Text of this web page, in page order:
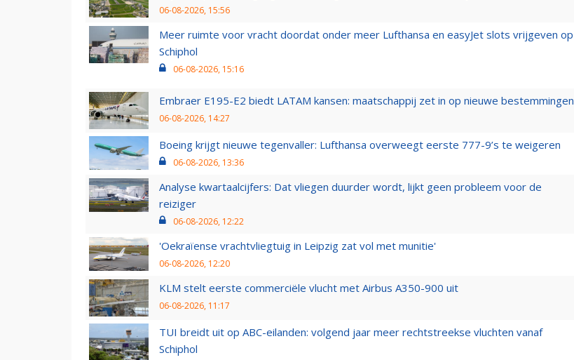
06-08-2026, 15:56
Meer ruimte voor vracht doordat onder meer Lufthansa en easyJet slots vrijgeven op
Schiphol
06-08-2026, 15:16
Embraer E195-E2 biedt LATAM kansen: maatschappij zet in op nieuwe bestemmingen
06-08-2026, 14:27
Boeing krijgt nieuwe tegenvaller: Lufthansa overweegt eerste 777-9’s te weigeren
06-08-2026, 13:36
Analyse kwartaalcijfers: Dat vliegen duurder wordt, lijkt geen probleem voor de
reiziger
06-08-2026, 12:22
'Oekraïense vrachtvliegtuig in Leipzig zat vol met munitie'
06-08-2026, 12:20
KLM stelt eerste commerciële vlucht met Airbus A350-900 uit
06-08-2026, 11:17
TUI breidt uit op ABC-eilanden: volgend jaar meer rechtstreekse vluchten vanaf
Schiphol